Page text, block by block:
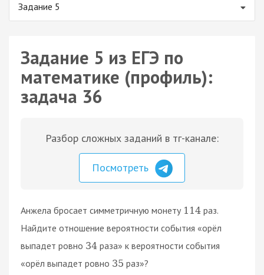
Задание 5
Задание 5 из ЕГЭ по
математике (профиль):
задача 36
Разбор сложных заданий в тг-канале:
Посмотреть
Анжела бросает симметричную монету 114 раз.
Найдите отношение вероятности события «орёл
выпадет ровно 34 раза» к вероятности события
«орёл выпадет ровно 35 раз»?